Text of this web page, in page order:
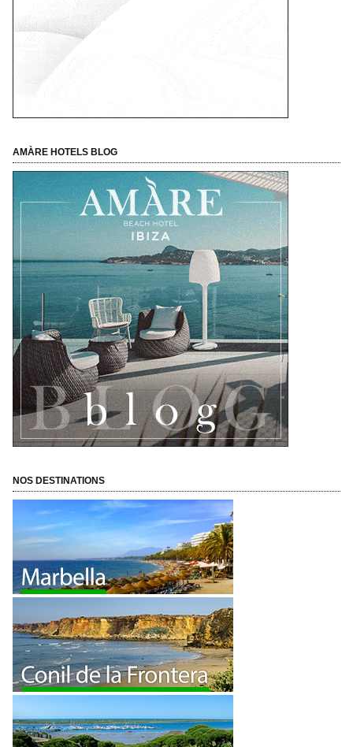
AMÀRE HOTELS BLOG
NOS DESTINATIONS